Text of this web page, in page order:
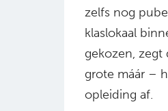
zelfs nog
klaslokaal
gekozen,
grote máár –
opleiding af.